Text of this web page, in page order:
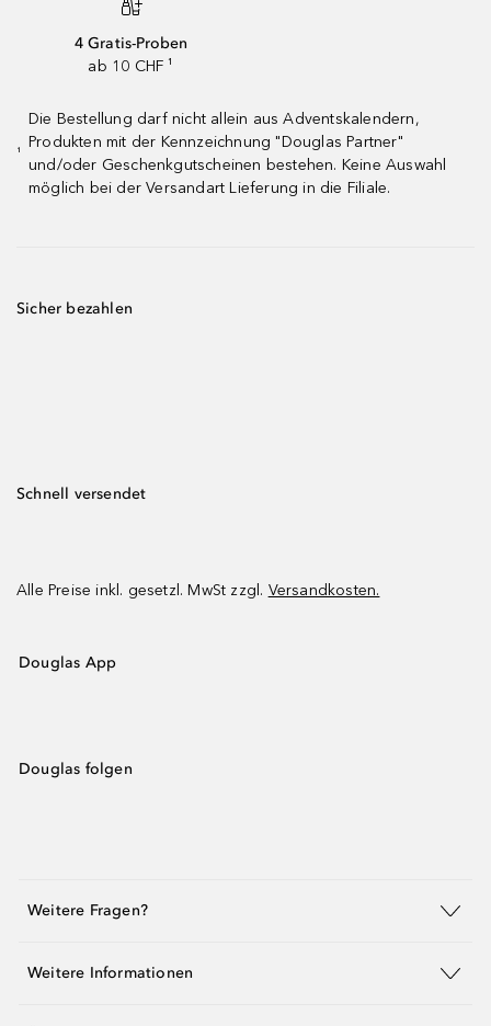
4 Gratis-Proben
ab 10 CHF ¹
¹
Die Bestellung darf nicht allein aus Adventskalendern,
Produkten mit der Kennzeichnung "Douglas Partner"
und/oder Geschenkgutscheinen bestehen. Keine Auswahl
möglich bei der Versandart Lieferung in die Filiale.
Sicher bezahlen
Schnell versendet
Alle Preise inkl. gesetzl. MwSt zzgl. Versandkosten.
Douglas App
Douglas folgen
Weitere Fragen?
Weitere Informationen